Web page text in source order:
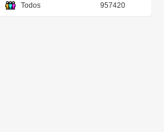
Todos
957420